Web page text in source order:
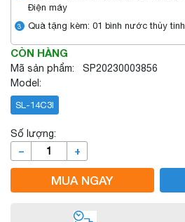
Điện máy
3 Quà tặng kèm: 01 bình nước thủy tinh
CÒN HÀNG
Mã sản phẩm: SP20230003856
Model:
SL-14C3I
Số lượng:
– +
MUA NGAY